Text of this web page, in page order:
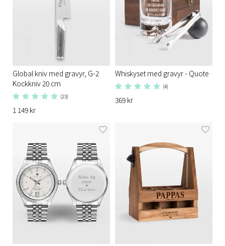
Global kniv med gravyr, G-2
Kockkniv 20 cm
(23)
1 149 kr
Whiskyset med gravyr - Quote
(4)
369 kr